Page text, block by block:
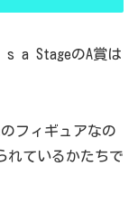
a StageのA賞は
フィギュアなの
れているかたちで